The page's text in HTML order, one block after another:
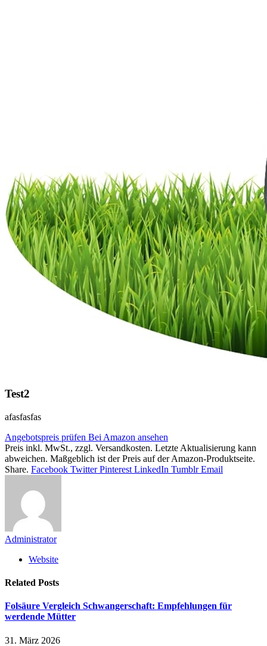
Test2
afasfasfas
Angebotspreis prüfen Bei Amazon ansehen
Preis inkl. MwSt., zzgl. Versandkosten. Letzte Aktualisierung kann
abweichen. Maßgeblich ist der Preis auf der Amazon-Produktseite.
Share. Facebook Twitter Pinterest LinkedIn Tumblr Email
Administrator
Website
Related Posts
Folsäure Vergleich Schwangerschaft: Empfehlungen für
werdende Mütter
31. März 2026